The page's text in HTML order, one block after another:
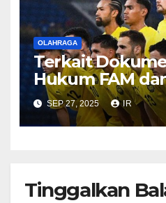
OLAHRAGA
Terkait
Hukum FAM
Timnas
SEP 27, 2025 IR
Tinggalkan